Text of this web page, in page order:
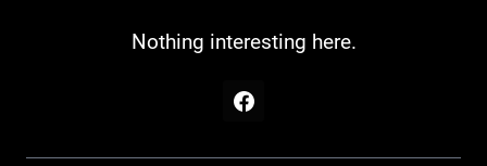
Nothing interesting here.